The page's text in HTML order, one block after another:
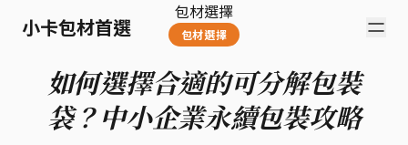
小卡包材首選
包材選擇
包材選擇
如何選擇合適的可分解包裝
袋？中小企業永續包裝攻略